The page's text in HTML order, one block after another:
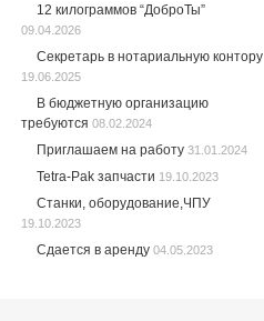
12 килограммов “ДоброТы”
09.04.2026
Секретарь в нотариальную контору
19.06.2025
В бюджетную организацию
требуются 08.02.2024
Приглашаем на работу 31.01.2024
Tetra-Pak запчасти 19.10.2023
Станки, оборудование,ЧПУ
19.10.2023
Сдается в аренду 04.05.2023